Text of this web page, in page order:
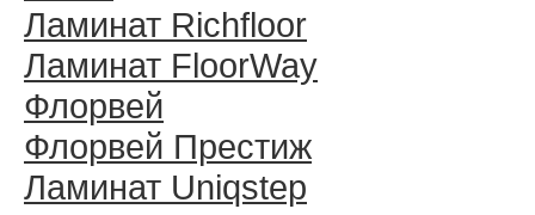
Ламинат Richfloor
Ламинат FloorWay
Флорвей
Флорвей Престиж
Ламинат Uniqstep